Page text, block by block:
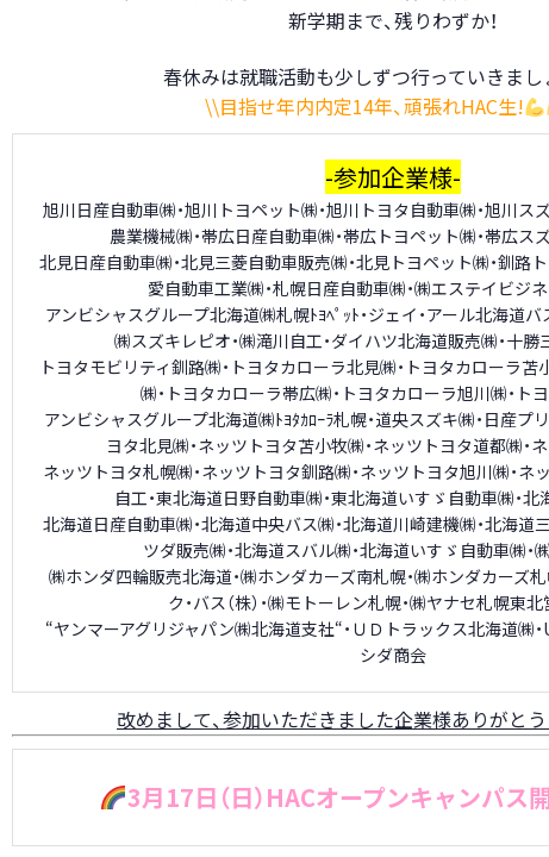
新学期まで、残りわずか！
春休みは就職活動も少しずつ行っていきまし
\\目指せ年内内定14年、頑張れHAC生!
-参加企業様-
旭川日産自動車㈱・旭川トヨペット㈱・旭川トヨタ自動車㈱・旭川スズ
農業機械㈱・帯広日産自動車㈱・帯広トヨペット㈱・帯広ス
北見日産自動車㈱・北見三菱自動車販売㈱・北見トヨペット㈱・釧路
愛自動車工業㈱・札幌日産自動車㈱・㈱エステイビジネ
アンビシャスグループ北海道㈱札幌ﾄﾖﾍﾟｯﾄ・ジェイ・アール北海道バ
㈱スズキレピオ・㈱滝川自工・ダイハツ北海道販売㈱・十
トヨタモビリティ釧路㈱・トヨタカローラ北見㈱・トヨタカローラ苫
㈱・トヨタカローラ帯広㈱・トヨタカローラ旭川㈱・ト
アンビシャスグループ北海道㈱ﾄﾖﾀｶﾛｰﾗ札幌・道央スズキ㈱・日産プ
ヨタ北見㈱・ネッツトヨタ苫小牧㈱・ネッツトヨタ道都㈱・
ネッツトヨタ札幌㈱・ネッツトヨタ釧路㈱・ネッツトヨタ旭川㈱・ネ
自工・東北海道日野自動車㈱・東北海道いすゞ自動車㈱・
北海道日産自動車㈱・北海道中央バス㈱・北海道川崎建機㈱・北海道
ツダ販売㈱・北海道スバル㈱・北海道いすゞ自動車㈱・
㈱ホンダ四輪販売北海道・㈱ホンダカーズ南札幌・㈱ホンダカーズ
ク・バス（株）・㈱モトーレン札幌・㈱ヤナセ札幌東北
“ヤンマーアグリジャパン㈱北海道支社“・ ＵＤトラックス北海道㈱・
シダ商会
改めまして、参加いただきました企業様ありがとう
3月17日（日）HACオープンキャンパス